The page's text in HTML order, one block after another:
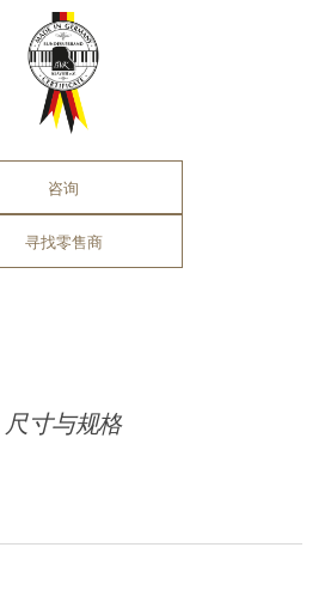
咨询
寻找零售商
尺寸与规格